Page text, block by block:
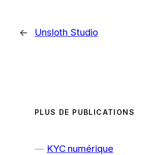
← Unsloth Studio
PLUS DE PUBLICATIONS
KYC numérique